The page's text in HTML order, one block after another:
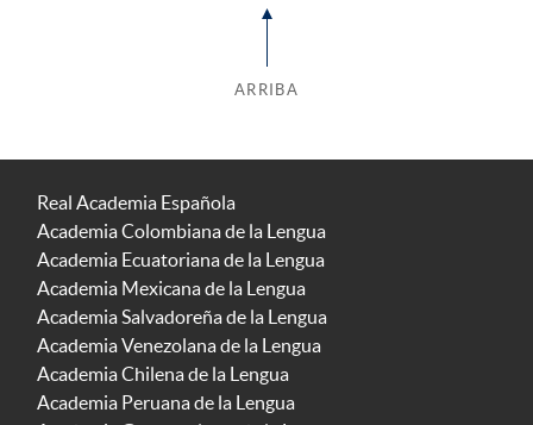
ARRIBA
Real Academia Española
Academia Colombiana de la Lengua
Academia Ecuatoriana de la Lengua
Academia Mexicana de la Lengua
Academia Salvadoreña de la Lengua
Academia Venezolana de la Lengua
Academia Chilena de la Lengua
Academia Peruana de la Lengua